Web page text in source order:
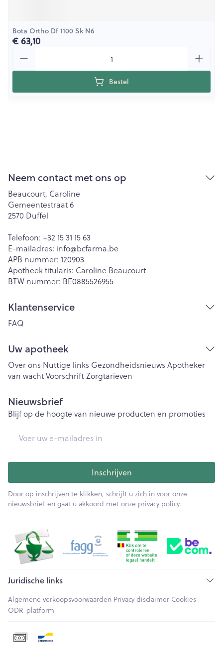
Bota Ortho Df 1100 Sk N6
€ 63,10
Bestel
Neem contact met ons op
Beaucourt, Caroline
Gemeentestraat 6
2570 Duffel
Telefoon: +32 15 31 15 63
E-mailadres: info@bcfarma.be
APB nummer: 120903
Apotheek titularis: Caroline Beaucourt
BTW nummer: BE0885526955
Klantenservice
FAQ
Uw apotheek
Over ons Nuttige links Gezondheidsnieuws Apotheker
van wachtVoorschriftZorgtarieven
Nieuwsbrief
Blijf op de hoogte van nieuwe producten en promoties
Inschrijven
Door op inschrijven te klikken, schrijft u zich in voor onze
nieuwsbrief en gaat u akkoord met onze privacy policy.
Juridische links
Algemene verkoopsvoorwaarden Privacy disclaimer Cookies
ODR-platform